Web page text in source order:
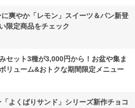
に爽やか「レモン」スイーツ＆パン新登
限定商品をチェック
セット3種が3,000円から！お盆や集ま
リューム&おトクな期間限定メニュー
「よくばりサンド」シリーズ新作チョコ